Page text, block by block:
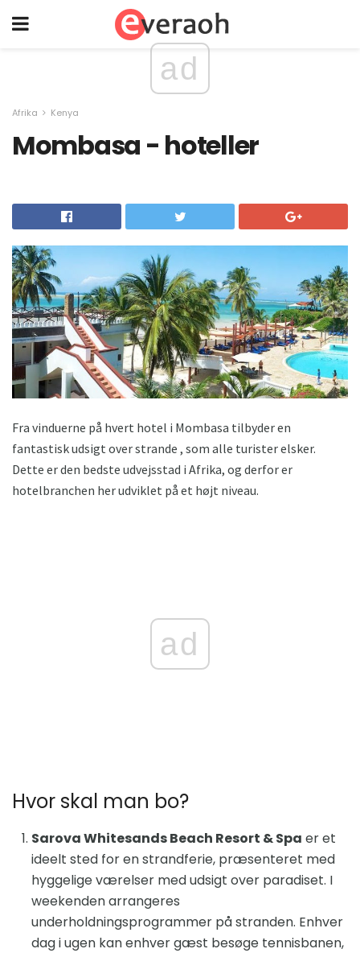
ad
Afrika Kenya
Mombasa - hoteller
Fra vinduerne på hvert hotel i Mombasa tilbyder en
fantastisk udsigt over strande , som alle turister elsker.
Dette er den bedste udvejsstad i Afrika, og derfor er
hotelbranchen her udviklet på et højt niveau.
ad
Hvor skal man bo?
Sarova Whitesands Beach Resort & Spa er et
ideelt sted for en strandferie, præsenteret med
hyggelige værelser med udsigt over paradiset. I
weekenden arrangeres
underholdningsprogrammer på stranden. Enhver
dag i ugen kan enhver gæst besøge tennisbanen,